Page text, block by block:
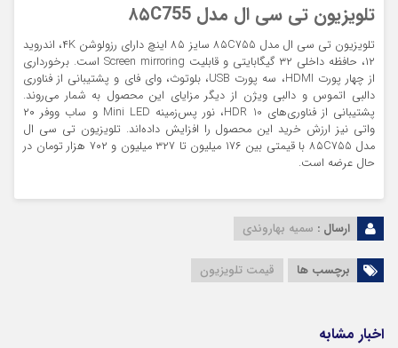
تلویزیون تی سی ال مدل ۸۵C755
تلویزیون تی سی ال مدل ۸۵C755 سایز ۸۵ اینچ دارای رزولوشن ۴K، اندروید
۱۲، حافظه داخلی ۳۲ گیگابایتی و قابلیت Screen mirroring است. برخورداری
از چهار پورت HDMI، سه پورت USB، بلوتوث، وای فای و پشتیبانی از فناوری
دالبی اتموس و دالبی ویژن از دیگر مزایای این محصول به شمار می‌روند.
پشتیبانی از فناوری‌های HDR 10، نور پس‌زمینه Mini LED و ساب ووفر ۲۰
واتی نیز ارزش خرید این محصول را افزایش داده‌اند. تلویزیون تی سی ال
مدل ۸۵C755 با قیمتی بین ۱۷۶ میلیون تا ۳۲۷ میلیون و ۷۰۲ هزار تومان در
حال عرضه است.
ارسال : سمیه بهاروندی
برچسب ها قیمت تلویزیون
اخبار مشابه